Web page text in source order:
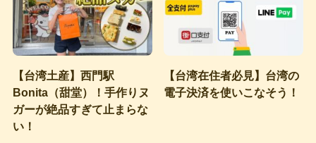
【台湾土産】西門駅
Bonita（甜堂）！手作りヌ
ガーが絶品すぎて止まらな
い！
【台湾在住者必見】台湾の
電子決済を使いこなそう！